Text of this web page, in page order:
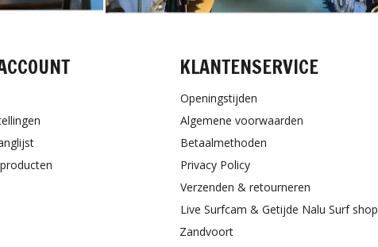
KLANTENSERVICE
Openingstijden
Algemene voorwaarden
Betaalmethoden
Privacy Policy
Verzenden & retourneren
Live Surfcam & Getijde Nalu Surf shop
Zandvoort